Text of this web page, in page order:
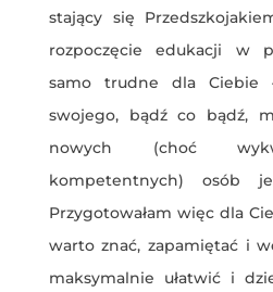
stający się
rozpoczęcie edukacji w
samo trudne dla Ciebie
swojego, bądź co bądź,
nowych (choć
kompetentnych) osób
Przygotowałam więc dla
warto znać, zapamiętać i
maksymalnie ułatwić i